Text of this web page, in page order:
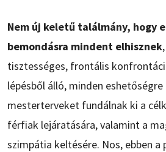
Nem új keletű találmány, hogy
bemondásra mindent elhisznek
tisztességes, frontális
lépésből álló, minden
mesterterveket fundálnak ki a
férfiak lejáratására, valamint a
szimpátia keltésére. Nos, ebben a